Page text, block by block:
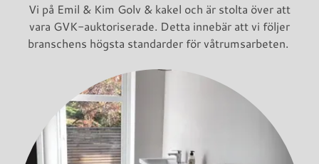
Vi på Emil & Kim Golv & kakel och är stolta över att
vara GVK-auktoriserade. Detta innebär att vi följer
branschens högsta standarder för våtrumsarbeten.